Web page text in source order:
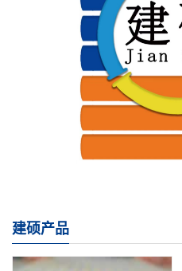
建硕产品